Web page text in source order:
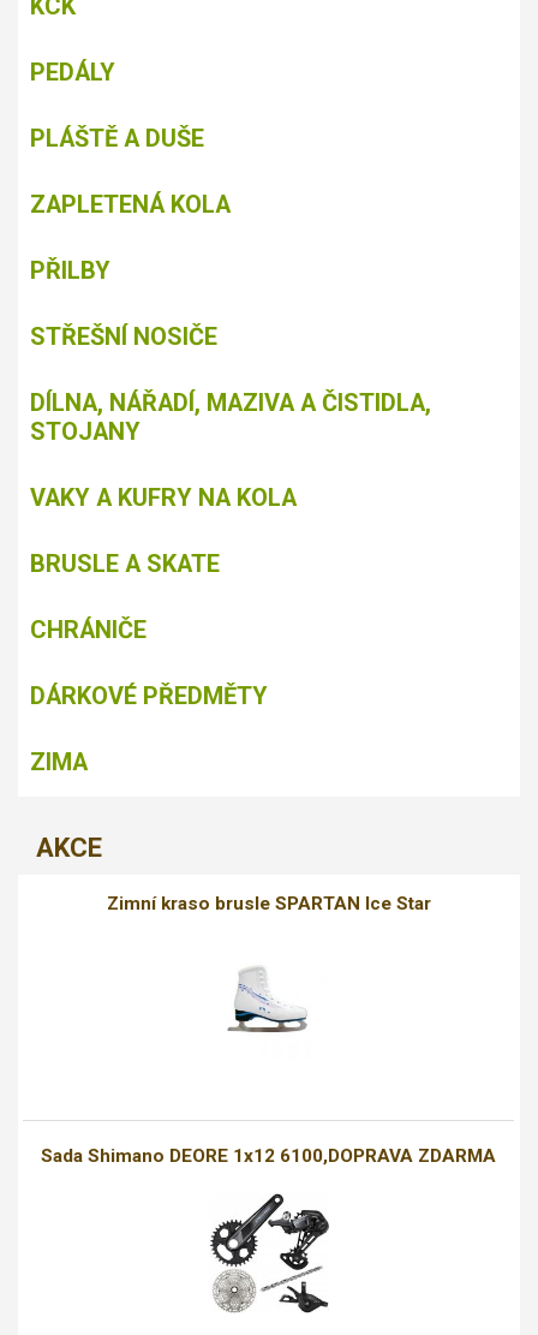
PEDÁLY
PLÁŠTĚ A DUŠE
ZAPLETENÁ KOLA
PŘILBY
STŘEŠNÍ NOSIČE
DÍLNA, NÁŘADÍ, MAZIVA A ČISTIDLA,
STOJANY
VAKY A KUFRY NA KOLA
BRUSLE A SKATE
CHRÁNIČE
DÁRKOVÉ PŘEDMĚTY
ZIMA
AKCE
Zimní kraso brusle SPARTAN Ice Star
Sada Shimano DEORE 1x12 6100,DOPRAVA ZDARMA